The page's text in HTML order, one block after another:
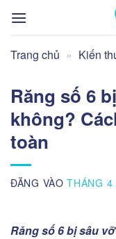
qua
dung
Trang chủ » Kiến
Răng số 6
không?
toàn
ĐĂNG VÀOTHÁNG
Răng số 6 bị sâu vỡ